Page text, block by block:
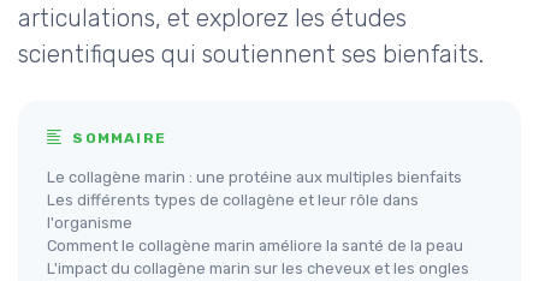
articulations, et explorez les études
scientifiques qui soutiennent ses bienfaits.
SOMMAIRE
Le collagène marin : une protéine aux multiples bienfaits
Les différents types de collagène et leur rôle dans
l'organisme
Comment le collagène marin améliore la santé de la peau
L'impact du collagène marin sur les cheveux et les ongles